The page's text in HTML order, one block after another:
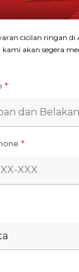
mobil Anda telah
saat
AutoFamily
Dirjen
DRJD/2020
Bermotor
2020.
ban cadangan,
lalu lintas.
Navigasi
sudah
akan diikuti,
atau
aplikasi
tersesat
cicilan ringan di
akan segera
*
*